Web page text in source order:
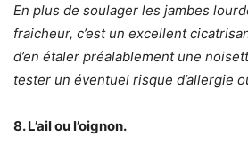
En plus de soulager les jambes
fraicheur, c’est un excellent
d’en étaler préalablement une
tester un éventuel risque d’allergie
8. L’ail ou l’oignon.